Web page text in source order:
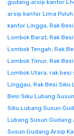
gudang arsip kantor
arsip kantor Lima Puluh
kantor Lingga, Rak
Lombok Barat, Rak
Lombok Tengah, Rak
Lombok Timur, Rak
Lombok Utara, rak besi
Linggau, Rak Besi Siku
Besi Siku Lubang
Siku Lubang Susun
Lubang Susun Gudang
Susun Gudang Arsip